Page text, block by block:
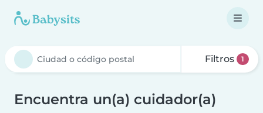
Filtros 1
Encuentra un(a) cuidador(a)